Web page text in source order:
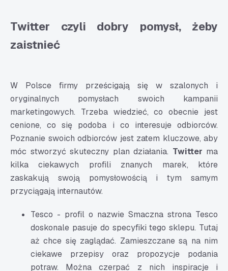
Twitter czyli dobry pomysł, żeby
zaistnieć
W Polsce firmy prześcigają się w szalonych i
oryginalnych pomysłach swoich kampanii
marketingowych. Trzeba wiedzieć, co obecnie jest
cenione, co się podoba i co interesuje odbiorców.
Poznanie swoich odbiorców jest zatem kluczowe, aby
móc stworzyć skuteczny plan działania. Twitter ma
kilka ciekawych profili znanych marek, które
zaskakują swoją pomysłowością i tym samym
przyciągają internautów.
Tesco - profil o nazwie Smaczna strona Tesco
doskonale pasuje do specyfiki tego sklepu. Tutaj
aż chce się zaglądać. Zamieszczane są na nim
ciekawe przepisy oraz propozycje podania
potraw. Można czerpać z nich inspiracje i